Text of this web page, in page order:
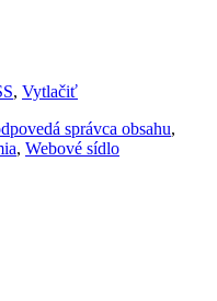
, Vytlačiť
správca obsahu,
, Webové sídlo